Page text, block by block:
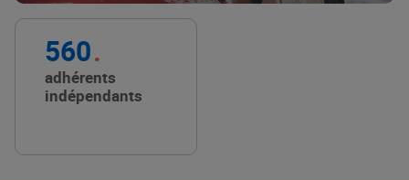
560
adhérents
indépendants